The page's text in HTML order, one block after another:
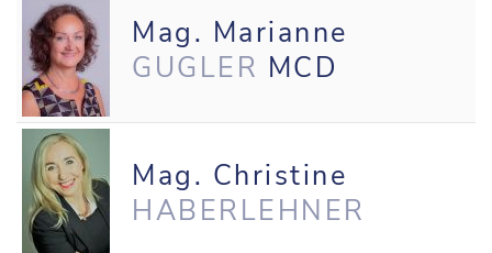
Mag. Marianne
GUGLER MCD
Mag. Christine
HABERLEHNER